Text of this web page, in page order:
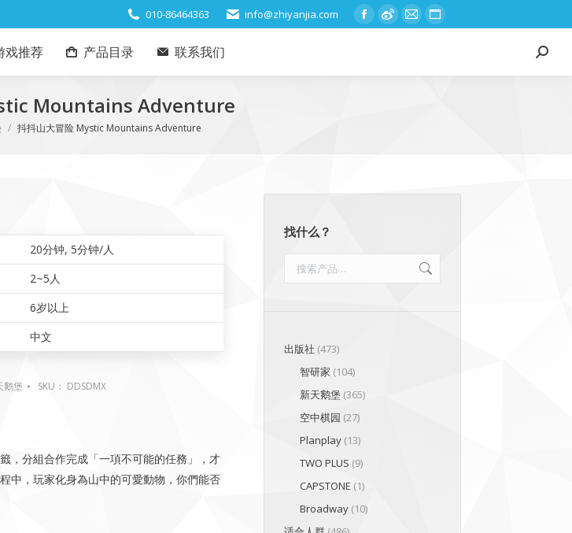
010-86464363 info@zhiyanjia.com
Facebook
WeiboMailWebsite
戏推荐 产品目录 联系我们 Search:
Mountains Adventure
抖抖山大冒险 Mystic Mountains Adventure
20分钟,5分钟/人
2~5人
6岁以上
中文
鹅堡 SKU： DDSDMX
，分組合作完成「一項不可能的任務」，才
中，玩家化身為山中的可愛動物，你們能否
找什么？
出版社 (473)
智研家 (104)
新天鹅堡 (365)
空中棋园 (27)
Planplay (13)
TWO PLUS (9)
CAPSTONE (1)
Broadway (10)